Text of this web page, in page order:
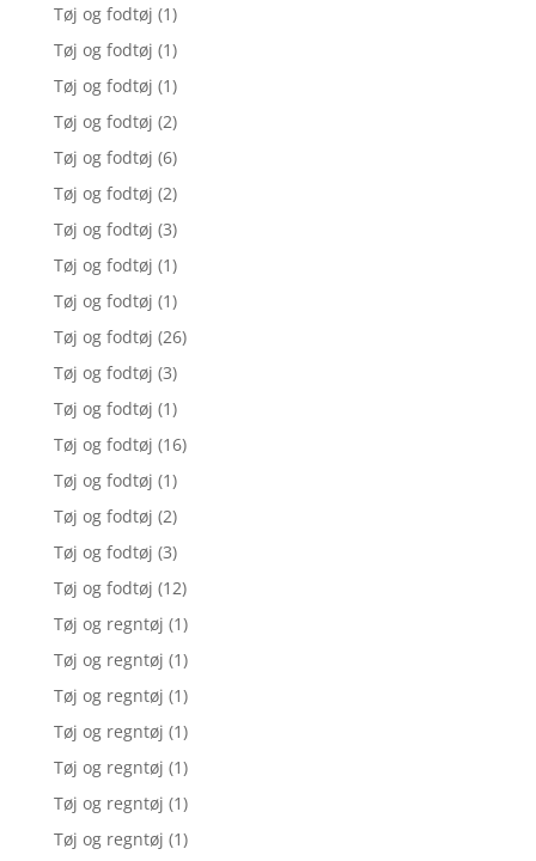
Tøj og fodtøj (1)
Tøj og fodtøj (1)
Tøj og fodtøj (1)
Tøj og fodtøj (2)
Tøj og fodtøj (6)
Tøj og fodtøj (2)
Tøj og fodtøj (3)
Tøj og fodtøj (1)
Tøj og fodtøj (1)
Tøj og fodtøj (26)
Tøj og fodtøj (3)
Tøj og fodtøj (1)
Tøj og fodtøj (16)
Tøj og fodtøj (1)
Tøj og fodtøj (2)
Tøj og fodtøj (3)
Tøj og fodtøj (12)
Tøj og regntøj (1)
Tøj og regntøj (1)
Tøj og regntøj (1)
Tøj og regntøj (1)
Tøj og regntøj (1)
Tøj og regntøj (1)
Tøj og regntøj (1)